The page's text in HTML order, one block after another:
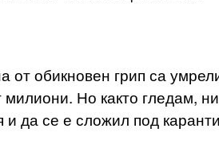
от обикновен грип са
Но както гледам,
и да се е сложил под